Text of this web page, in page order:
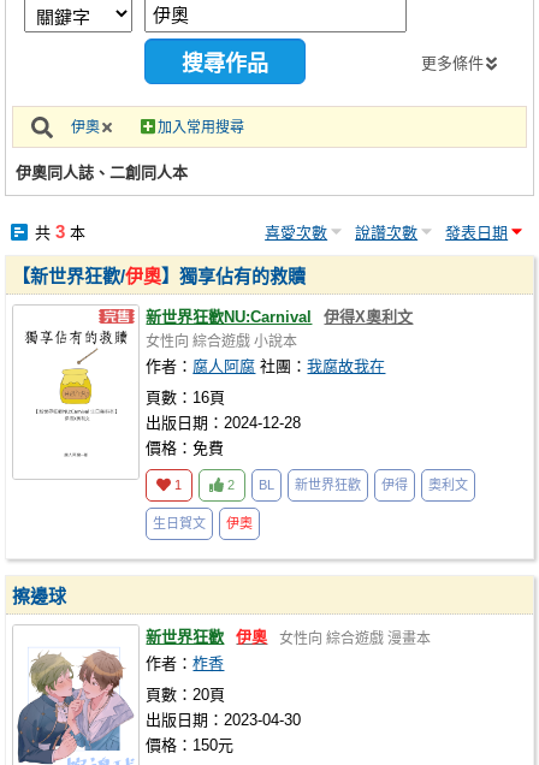
攤位轉讓區
會員中心
註冊會員
更多條件
伊奧 加入常用搜尋
伊奧同人誌、二創同人本
共 3本 喜愛次數 說讚次數 發表日期
【新世界狂歡/伊奧】獨享佔有的救贖
新世界狂歡NU:Carnival 伊得X奧利文
女性向 綜合遊戲 小說本
作者： 腐人阿腐 社團：我腐故我在
頁數：16頁
出版日期：2024-12-28
價格：免費
1 2 BL 新世界狂歡 伊得 奧利文
生日賀文 伊奧
擦邊球
新世界狂歡 伊奧 女性向 綜合遊戲 漫畫本
作者：柞香
頁數：20頁
出版日期：2023-04-30
價格：150元